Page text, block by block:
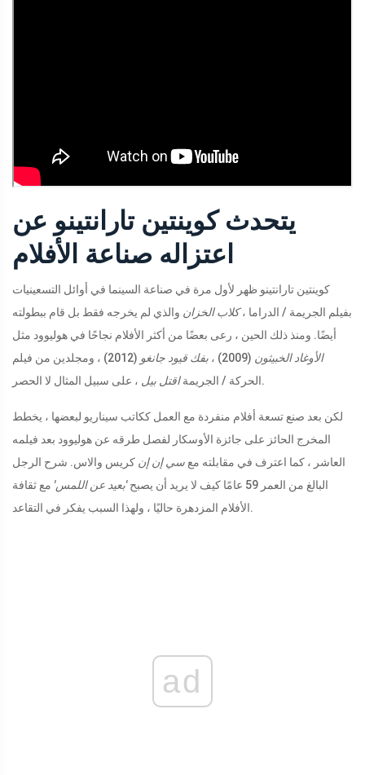
يتحدث كوينتين تارانتينو عن
اعتزاله صناعة الأفلام
كوينتين تارانتينو ظهر لأول مرة في صناعة السينما في أوائل التسعينيات
بفيلم الجريمة / الدراما ،كلاب الخزان والذي لم يخرجه فقط بل قام ببطولته
أيضًا. ومنذ ذلك الحين ، رعى بعضًا من أكثر الأفلام نجاحًا في هوليوود مثل
الأوغاد الخبيثون (2009) ، بفك قيود جانغو
(2012) ، ومجلدين من فيلم
الحركة / الجريمةاقتل بيل ، على سبيل المثال لا الحصر.
لكن بعد صنع تسعة أفلام منفردة مع العمل ككاتب سيناريو لبعضها ، يخطط
المخرج الحائز على جائزة الأوسكار لفصل طرقه عن هوليوود بعد فيلمه
العاشر ، كما اعترف في مقابلته مع سي إن إن كريس والاس. شرح الرجل
البالغ من العمر 59 عامًا كيف لا يريد أن يصبح
'بعيد عن اللمس' مع ثقافة
الأفلام المزدهرة حاليًا ، ولهذا السبب يفكر في التقاعد.
ad